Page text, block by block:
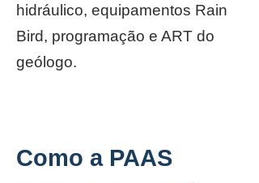
hidráulico, equipamentos Rain
Bird, programação e ART do
geólogo.
Como a PAAS